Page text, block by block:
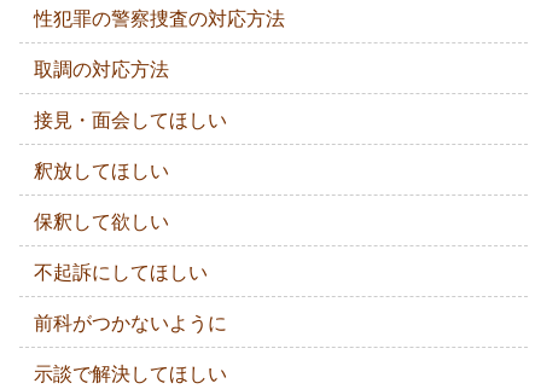
性犯罪の警察捜査の対応方法
取調の対応方法
接見・面会してほしい
釈放してほしい
保釈して欲しい
不起訴にしてほしい
前科がつかないように
示談で解決してほしい